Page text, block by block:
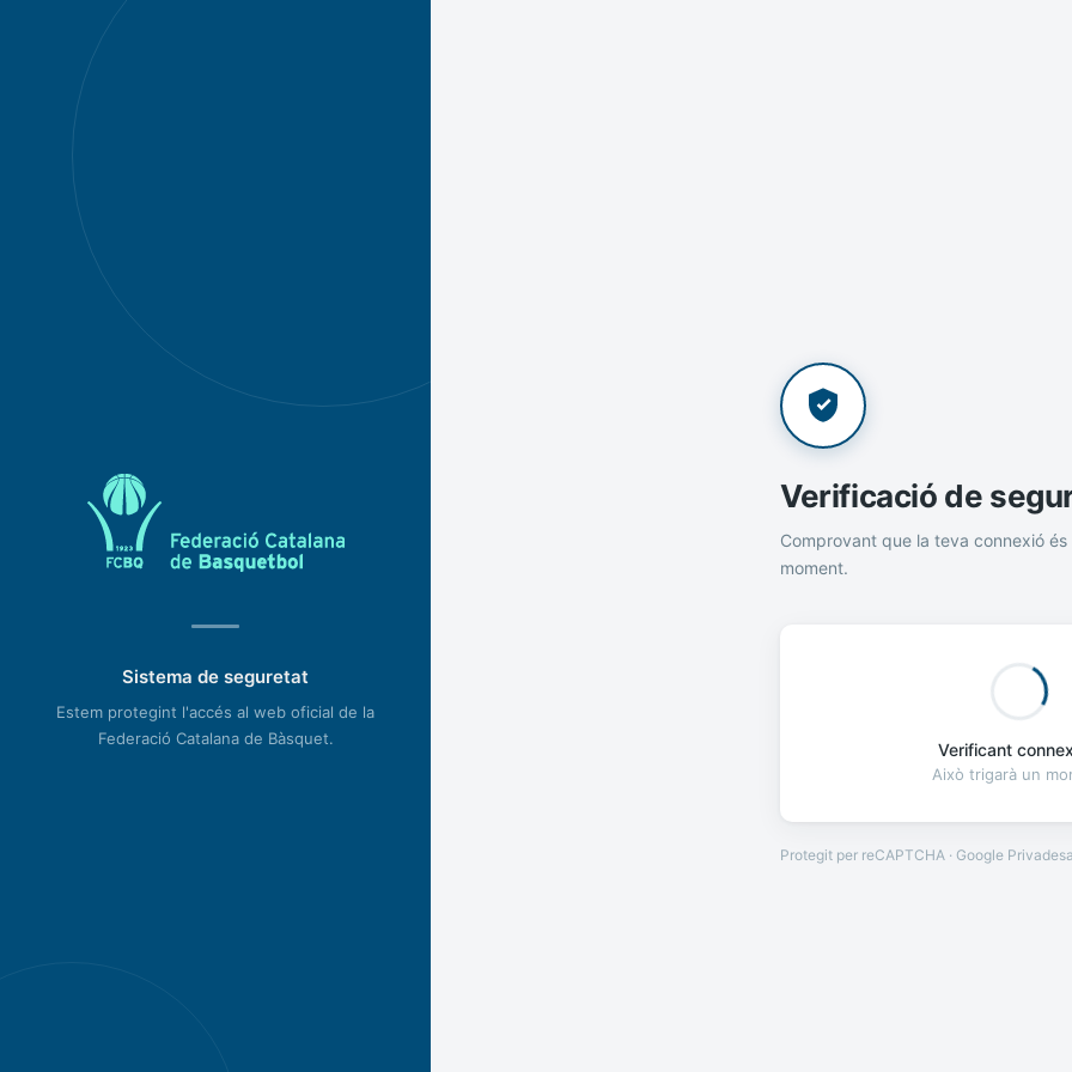
Sistema de seguretat
Estem protegint l'accés al web oficial de la
Federació Catalana de Bàsquet.
Verificació de
Comprovant que la teva connexió és
moment.
Verificant
Això trigarà un
Protegit per reCAPTCHA · Google Privadesa